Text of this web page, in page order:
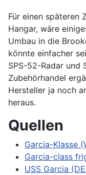
Für einen späteren
Hangar, wäre
Umbau in die
könnte einfacher
SPS-52-Radar und
Zubehörhandel
Hersteller ja noch
heraus.
Quellen
Garcia-Klasse
Garcia-class
USS Garcia